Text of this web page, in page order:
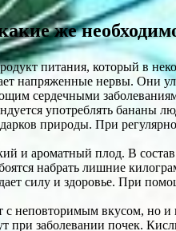
же
питания, который в
напряженные нервы. Они
сердечными
употреблять бананы
природы. При
и ароматный плод. В
набрать лишние
силу и здоровье. При
с неповторимым вкусом, но
при заболевании почек.